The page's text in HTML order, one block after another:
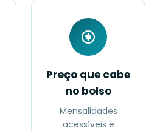
Preço que cabe
no bolso
Mensalidades
acessíveis e